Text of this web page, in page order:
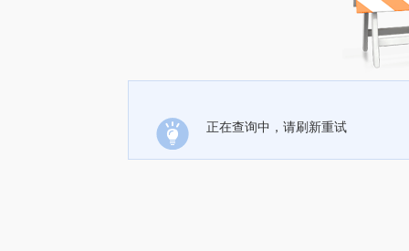
正在查询中，请刷新重试